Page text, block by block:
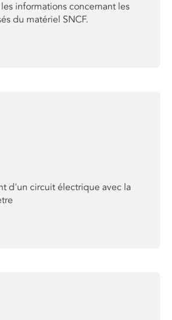
informations concernant les
du matériel SNCF.
d'un circuit électrique avec la